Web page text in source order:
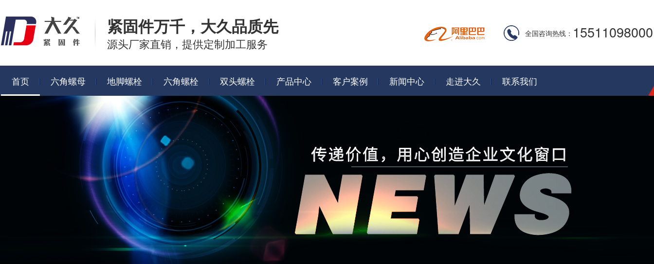
紧固件万千， 大久品质先
源头厂家直销，提供定制加工服务
全国咨询热线： 15511098000
首页 六角螺母 地脚螺栓 六角螺栓 双头螺栓 产品中心 客户案例 新闻中心 走进大久 联系我们